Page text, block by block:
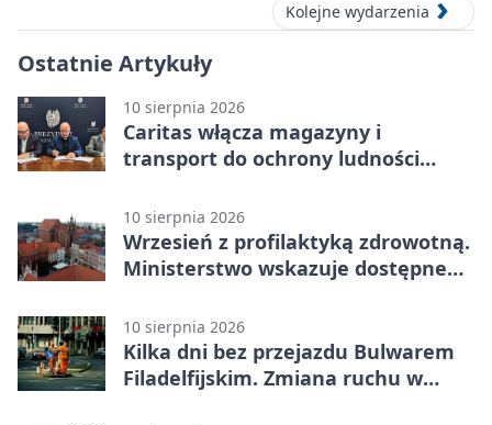
Kolejne wydarzenia
Ostatnie Artykuły
10 sierpnia 2026
Caritas włącza magazyny i
transport do ochrony ludności
10 sierpnia 2026
Wrzesień z profilaktyką zdrowotną.
Ministerstwo wskazuje dostępne
10 sierpnia 2026
Kilka dni bez przejazdu Bulwarem
Filadelfijskim. Zmiana ruchu w